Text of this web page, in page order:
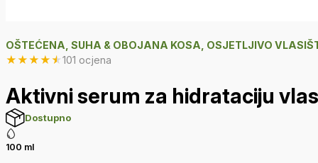
OŠTEĆENA, SUHA & OBOJANA KOSA, OSJETLJIVO
★★★★★101 ocjena
Aktivni serum za hidrataciju
Dostupno
100 ml